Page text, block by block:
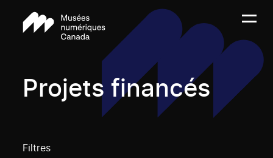
Projets financés
Filtres